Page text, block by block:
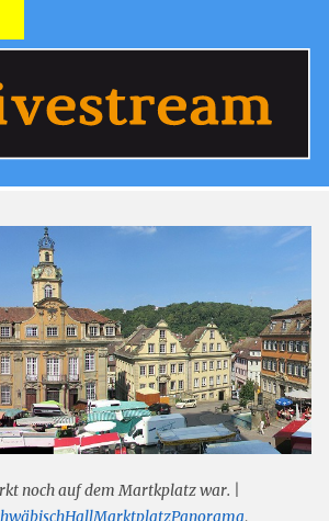
noch auf dem Martkplatz war. |
,